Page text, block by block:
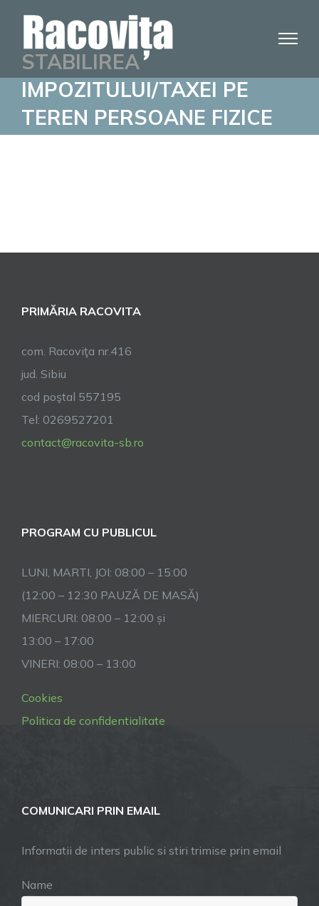
contentSTABILIREA
IMPOZITULUI/TAXEI PE
TEREN PERSOANE FIZICE
PRIMĂRIA RACOVITA
com. Racoviţa nr.416
jud. Sibiu
cod poştal 557195
Tel: 0269527201
contact@racovita-sb.ro
PROGRAM CU PUBLICUL
LUNI, MARTI, JOI: 08:00 – 15:00
(12:00 – 12:30 PAUZĂ DE MASĂ)
MIERCURI: 08:00 – 12:00 și
13:00 – 17:00
VINERI: 08:00 – 13:00
Cookies
Politica de confidentialitate
COMUNICARI PRIN EMAIL
Informatii de inters public si stiri trimise prin email
Name